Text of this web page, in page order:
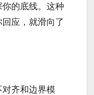
的底线。这种
应，就滑向了
齐和边界模